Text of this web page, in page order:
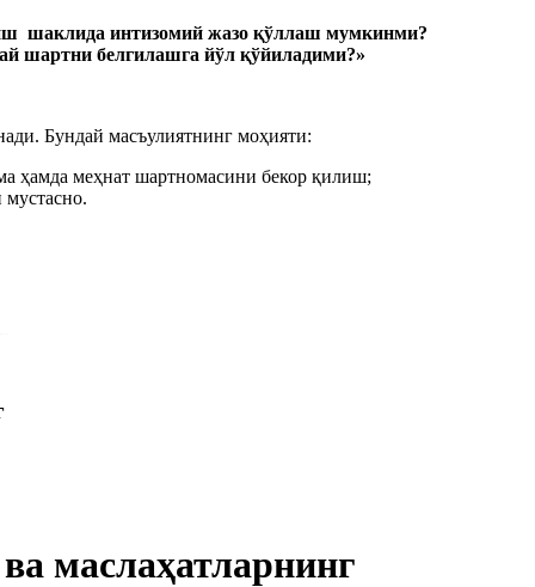
шаклида интизомий жазо қўллаш мумкинми?
шартни белгилашга йўл қўйиладими?»
Бундай масъулиятнинг моҳияти:
ҳамда меҳнат шартномасини бекор қилиш;
мустасно.
маслаҳатларнинг